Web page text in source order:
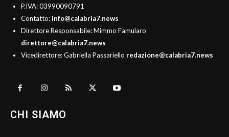
P.IVA: 03990090791
Contatto:info@calabria7.news
Direttore Responsabile: Mimmo Famularo
direttore@calabria7.news
Vicedirettore: Gabriella Passariello redazione@calabria7.news
CHI SIAMO